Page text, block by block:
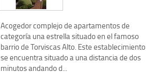
Acogedor complejo de apartamentos de
categoría una estrella situado en el famoso
barrio de Torviscas Alto. Este establecimiento
se encuentra situado a una distancia de dos
minutos andando d...